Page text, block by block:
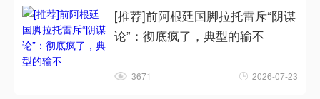
[推荐]前阿根廷国脚拉托雷斥“阴谋
论”：彻底疯了，典型的输不
3671 2026-07-23